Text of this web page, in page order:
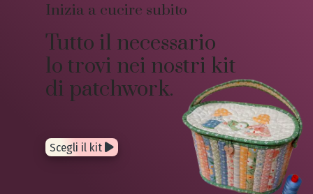
Inizia a cucire subito
Tutto il necessario
lo trovi nei nostri kit
di patchwork.
Scegli il kit